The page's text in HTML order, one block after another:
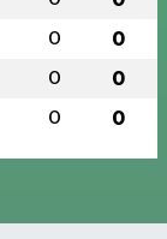
0 0
0 0
0 0